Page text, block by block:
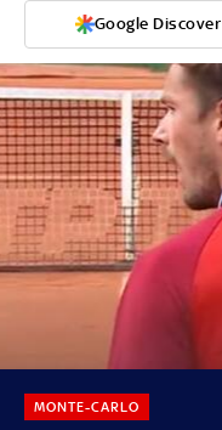
Google Discover
MONTE-CARLO